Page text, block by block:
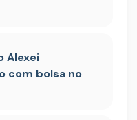
Alexei
com bolsa no